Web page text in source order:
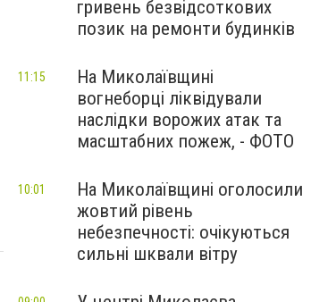
гривень безвідсоткових
позик на ремонти будинків
На Миколаївщині
вогнеборці ліквідували
наслідки ворожих атак та
масштабних пожеж, - ФОТО
11:15
На Миколаївщині оголосили
жовтий рівень
небезпечності: очікуються
сильні шквали вітру
10:01